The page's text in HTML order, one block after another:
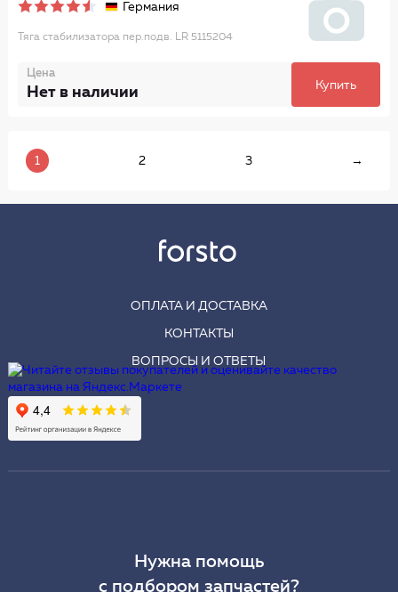
Германия
Тяга стабилизатора пер.подв. LR 5115204
Цена
Нет в наличии Купить
1 2 3 →
ОПЛАТА И ДОСТАВКА
КОНТАКТЫ
ВОПРОСЫ И ОТВЕТЫ
Нужна помощь
с подбором запчастей?